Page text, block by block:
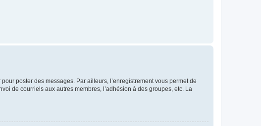
poster des messages. Par ailleurs, l’enregistrement vous permet de
de courriels aux autres membres, l’adhésion à des groupes, etc. La